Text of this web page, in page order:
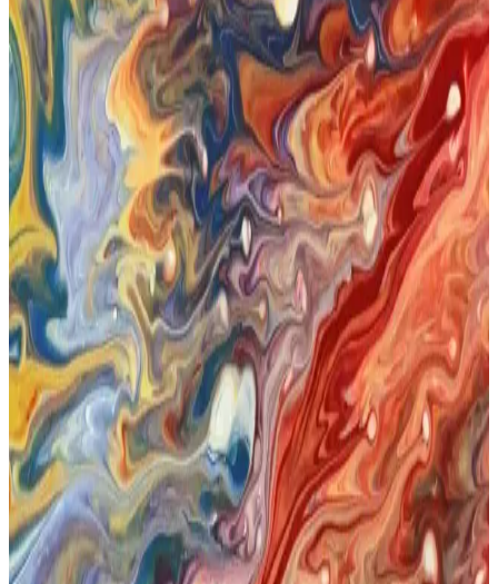
Bebek Yağı Saça Uygun mu Doğru Kullanım ve
Uzman Tavsiyeleri
Bebek yağı saç bakımında kullanılabilir mi? Doğru uygulama
yöntemleri ve dikkat edilmesi gerekenler ile ilgili uzman tavsiyeleri
burada.
Bebek Yağı Güneşten Korur Mu Gibi Sık Sorulan
Sorulara Bilimsel Yanıtlar
Bebek yağı güneş koruyucu değildir. Güneş ışınlarına karşı etkili
koruma için SPF içeren ürünler ve doğru güneş korunma yöntemleri
kullanılmalıdır.
Bebek Yağı Nemlendirici Olarak Kullanılır mı ve
Kozmetik Trendleri
Bebek yağı, doğal içerikleriyle kuru ve hassas ciltlerde nemlendirme
sağlar, kozmetik trendlerinde öne çıkar. Doğru kullanımla cilt
sağlığını destekler.
Dalin Bebek Yağı 500 ml: Hassas Ciltler İçin
Güvenilir ve Ekonomik Bakım Ürünü
Dalin bebek yağı 500 ml, doğal içerikleriyle hassas ciltlere uygun,
çok amaçlı ve ekonomik bir bakım ürünüdür. Uzun süre kullanım ve
güvenilirlik sağlar, bebeğinizin sağlığını korur.